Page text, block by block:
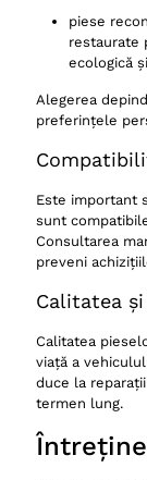
piese
restaurate
ecologică
Alegerea
preferințele
Este important
sunt
Consultarea
preveni
Calitatea
Calitatea
viață a
duce la
termen lung.